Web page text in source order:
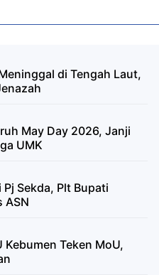
di Tengah Laut,
May Day 2026, Janji
UMK
Sekda, Plt Bupati
ASN
Kebumen Teken MoU,